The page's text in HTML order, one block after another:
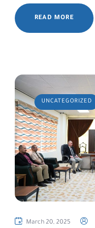
READ MORE
UNCATEGORIZED
March 20, 2025